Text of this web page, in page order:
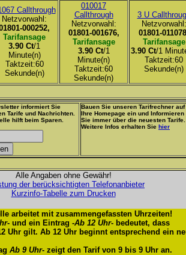
Callthrough
Netzvorwahl:
000252,
Tarifansage
3.90 Ct/1
Minute(n)
Taktzeit:60
Sekunde(n)
010017
Callthrough
Netzvorwahl:
01801-001676,
Tarifansage
3.90 Ct/1
Minute(n)
Taktzeit:60
Sekunde(n)
3 U
Netzvorwahl:
01801-
Tarifansage
3.90 Ct/1
Taktzeit:60
Sekunde(n)
informiert Sie
Tarife und Nachrichten.
hilft beim Sparen.
Bauen Sie unseren Tarifrechner auf
Ihre Homepage ein und Informieren
Sie immer über die neuesten Tarife.
Weitere Infos erhalten Sie hier
Alle Angaben ohne Gewähr!
der berücksichtigten Telefonanbieter
Kurzinfo-Tabelle zum Drucken
arbeitet mit zusammengefassten Uhrzeiten!
- und ein Eintrag -Ab 12 Uhr- bedeutet, dass
Uhr gilt. Ab 12 Uhr beginnt entsprechend ein
Ab 9 Uhr- zeigt den Tarif von 9 bis 9 Uhr an.